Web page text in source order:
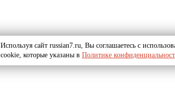
Используя сайт russian7.ru, Вы соглашаетесь с
cookie, которые указаны в Политике